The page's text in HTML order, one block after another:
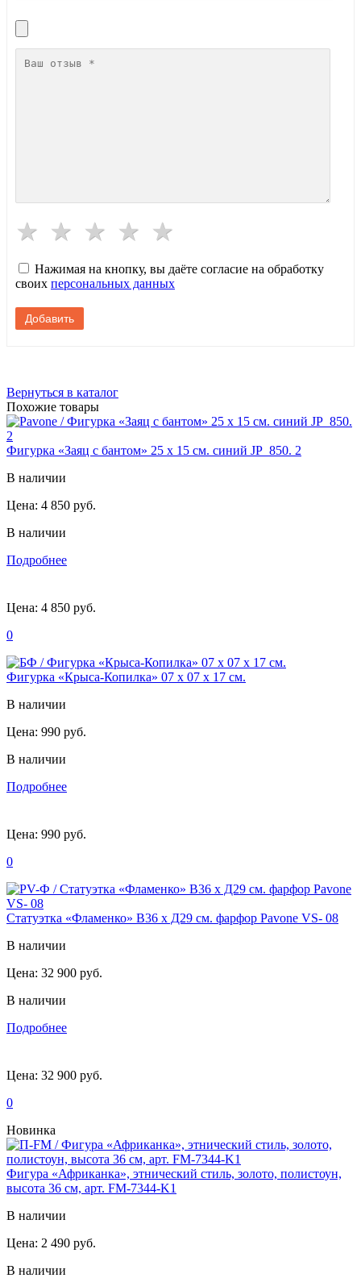
Нажимая на кнопку, вы даёте согласие на обработку
своих персональных данных
Вернуться в каталог
Похожие товары
Фигурка «Заяц с бантом» 25 х 15 см. синий JP_850. 2
В наличии
Цена: 4 850 руб.
В наличии
Подробнее
Цена: 4 850 руб.
0
Фигурка «Крыса-Копилка» 07 х 07 х 17 см.
В наличии
Цена: 990 руб.
В наличии
Подробнее
Цена: 990 руб.
0
Статуэтка «Фламенко» В36 х Д29 см. фарфор Pavone VS- 08
В наличии
Цена: 32 900 руб.
В наличии
Подробнее
Цена: 32 900 руб.
0
Новинка
Фигура «Африканка», этнический стиль, золото, полистоун,
высота 36 см, арт. FM-7344-K1
В наличии
Цена: 2 490 руб.
В наличии